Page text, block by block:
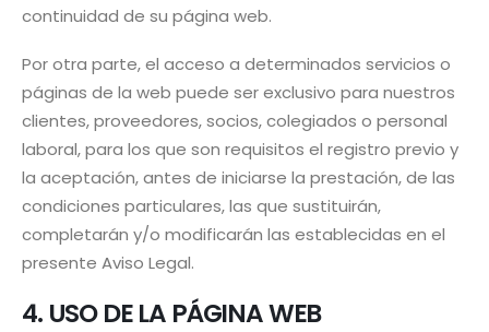
continuidad de su página web.
Por otra parte, el acceso a determinados servicios o
páginas de la web puede ser exclusivo para nuestros
clientes, proveedores, socios, colegiados o personal
laboral, para los que son requisitos el registro previo y
la aceptación, antes de iniciarse la prestación, de las
condiciones particulares, las que sustituirán,
completarán y/o modificarán las establecidas en el
presente Aviso Legal.
4. USO DE LA PÁGINA WEB